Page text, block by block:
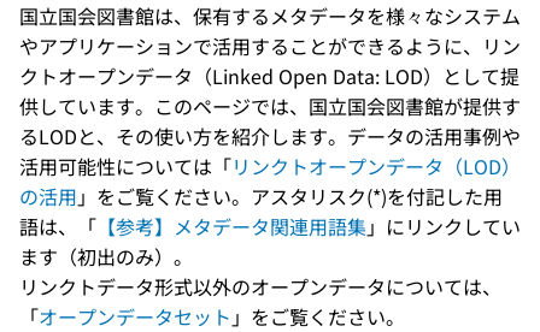
国立国会図書館は、保有するメタデータを様々なシステム
やアプリケーションで活用することができるように、リン
クトオープンデータ（Linked Open Data: LOD）として提
供しています。このページでは、国立国会図書館が提供す
るLODと、その使い方を紹介します。データの活用事例や
活用可能性については「リンクトオープンデータ（LOD）
の活用 」をご覧ください。アスタリスク(*)を付記した用
語は、「 【参考】メタデータ関連用語集」にリンクしてい
ます（初出のみ）。
リンクトデータ形式以外のオープンデータについては、
「オープンデータセット 」をご覧ください。